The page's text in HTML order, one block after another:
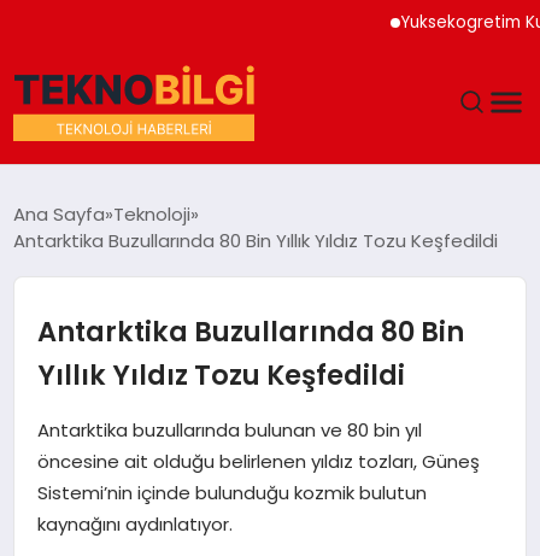
Yuksekogretim
EĞITIM
EKONOMI
MAGAZIN
SAĞLIK
Ana Sayfa Teknoloji
Antarktika Buzullarında 80 Bin Yıllık Yıldız Tozu Keşfedildi
Antarktika Buzullarında 80 Bin
Yıllık Yıldız Tozu Keşfedildi
Antarktika buzullarında bulunan ve 80 bin yıl
öncesine ait olduğu belirlenen yıldız tozları, Güneş
Sistemi’nin içinde bulunduğu kozmik bulutun
kaynağını aydınlatıyor.